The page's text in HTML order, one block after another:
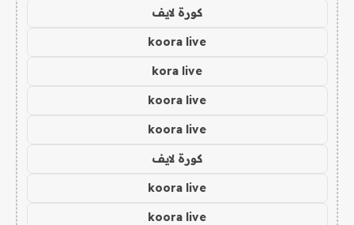
كورة لايف
koora live
kora live
koora live
koora live
كورة لايف
koora live
koora live